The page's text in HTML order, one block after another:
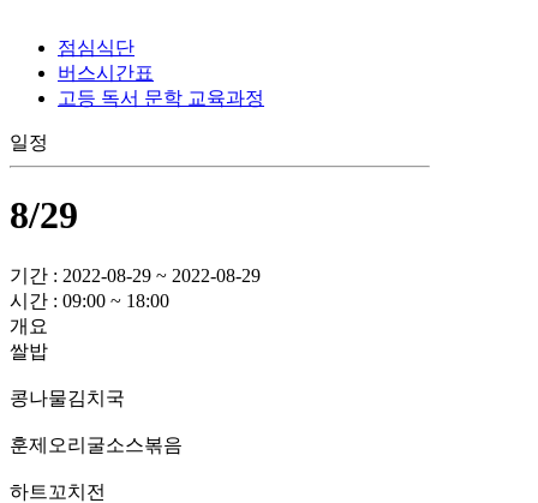
점심식단
버스시간표
고등 독서 문학 교육과정
일정
8/29
기간 : 2022-08-29 ~ 2022-08-29
시간 : 09:00 ~ 18:00
개요
쌀밥
콩나물김치국
훈제오리굴소스볶음
하트꼬치전